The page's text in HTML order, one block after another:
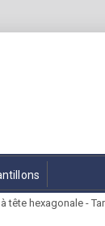
tête hexagonale -